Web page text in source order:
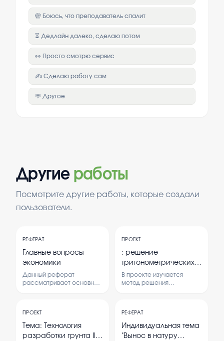
🫣 Боюсь, что преподаватель спалит
⏳ Дедлайн далеко, сделаю потом
👀 Просто смотрю сервис
✍️ Сделаю работу сам
💬 Другое
Другие работы
Посмотрите другие работы, которые создали
пользователи.
РЕФЕРАТ
Главные вопросы
экономики
Данный реферат
рассматривает основные
Изучается, как ресурсы
распределяются и какие
решения принимаются
для обеспечения
ПРОЕКТ
: решение
тригонометрических
неравенств методом
интервалов
В проекте изучается
метод решения
Рассматриваются
теоретические основы и
практические примеры
применения метода.
ПРОЕКТ
Тема: Технология
разработки грунта II
РЕФЕРАТ
Индивидуальная тема
"Вынос в натуру